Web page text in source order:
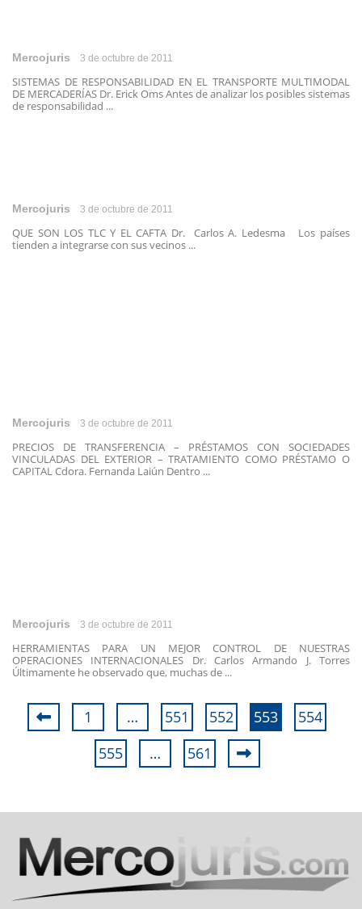
Mercojuris 3 de octubre de 2011
SISTEMAS DE RESPONSABILIDAD EN EL TRANSPORTE MULTIMODAL
DE MERCADERÍAS Dr. Erick Oms Antes de analizar los posibles sistemas
de responsabilidad ...
Mercojuris 3 de octubre de 2011
QUE SON LOS TLC Y EL CAFTA Dr. Carlos A. Ledesma Los países
tienden a integrarse con sus vecinos ...
Mercojuris 3 de octubre de 2011
PRECIOS DE TRANSFERENCIA – PRÉSTAMOS CON SOCIEDADES
VINCULADAS DEL EXTERIOR – TRATAMIENTO COMO PRÉSTAMO O
CAPITAL Cdora. Fernanda Laiún Dentro ...
Mercojuris 3 de octubre de 2011
HERRAMIENTAS PARA UN MEJOR CONTROL DE NUESTRAS
OPERACIONES INTERNACIONALES Dr. Carlos Armando J. Torres
Últimamente he observado que, muchas de ...
1 … 551 552 553
554
555
… 561